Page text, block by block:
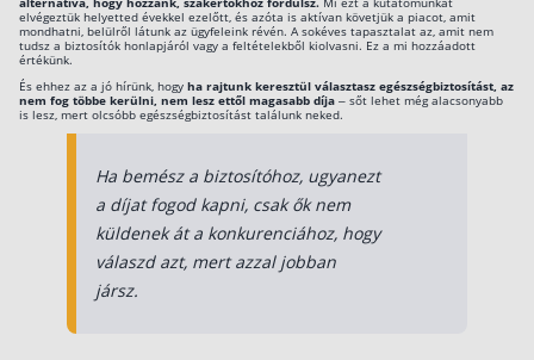
elvégeztük helyetted évekkel ezelőtt, és azóta is aktívan követjük a piacot, amit
mondhatni, belülről látunk az ügyfeleink révén. A sokéves tapasztalat az, amit nem
tudsz a biztosítók honlapjáról vagy a feltételekből kiolvasni. Ez a mi hozzáadott
értékünk.
És ehhez az a jó hírünk, hogy ha rajtunk keresztül választasz egészségbiztosítást, az
nem fog többe kerülni, nem lesz ettől magasabb díja – sőt lehet még alacsonyabb
is lesz, mert olcsóbb egészségbiztosítást találunk neked.
Ha bemész a biztosítóhoz, ugyanezt
a díjat fogod kapni, csak ők nem
küldenek át a konkurenciához, hogy
válaszd azt, mert azzal jobban
jársz.